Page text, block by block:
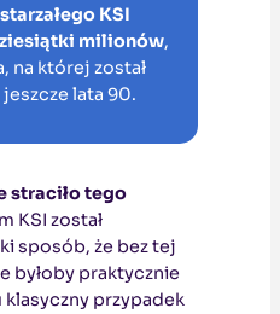
KSI
milionów,
na której został
lata 90.
straciło tego
KSI został
sposób, że bez tej
byłoby praktycznie
przypadek